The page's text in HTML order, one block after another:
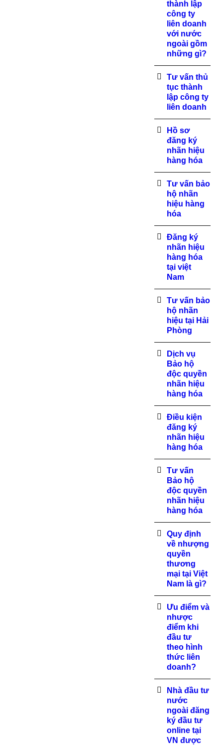
thành lập
công ty
liên doanh
với nước
ngoài gồm
những gì?
Tư vấn thủ
tục thành
lập công ty
liên doanh
Hồ sơ
đăng ký
nhãn hiệu
hàng hóa
Tư vấn bảo
hộ nhãn
hiệu hàng
hóa
Đăng ký
nhãn hiệu
hàng hóa
tại việt
Nam
Tư vấn bảo
hộ nhãn
hiệu tại Hải
Phòng
Dịch vụ
Bảo hộ
độc quyền
nhãn hiệu
hàng hóa
Điều kiện
đăng ký
nhãn hiệu
hàng hóa
Tư vấn
Bảo hộ
độc quyền
nhãn hiệu
hàng hóa
Quy định
về nhượng
quyền
thương
mại tại Việt
Nam là gì?
Ưu điểm và
nhược
điểm khi
đầu tư
theo hình
thức liên
doanh?
Nhà đầu tư
nước
ngoài đăng
ký đầu tư
online tại
VN được